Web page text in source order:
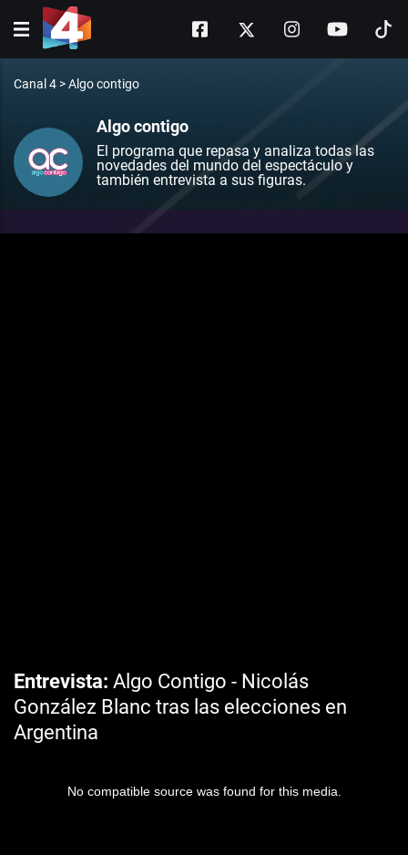
Canal 4 >Algo contigo
Algo contigo
El programa que repasa y analiza todas las
novedades del mundo del espectáculo y
también entrevista a sus figuras.
Entrevista Algo Contigo - Nicolás
González Blanc tras las elecciones en
Argentina
No compatible source was found for this media.